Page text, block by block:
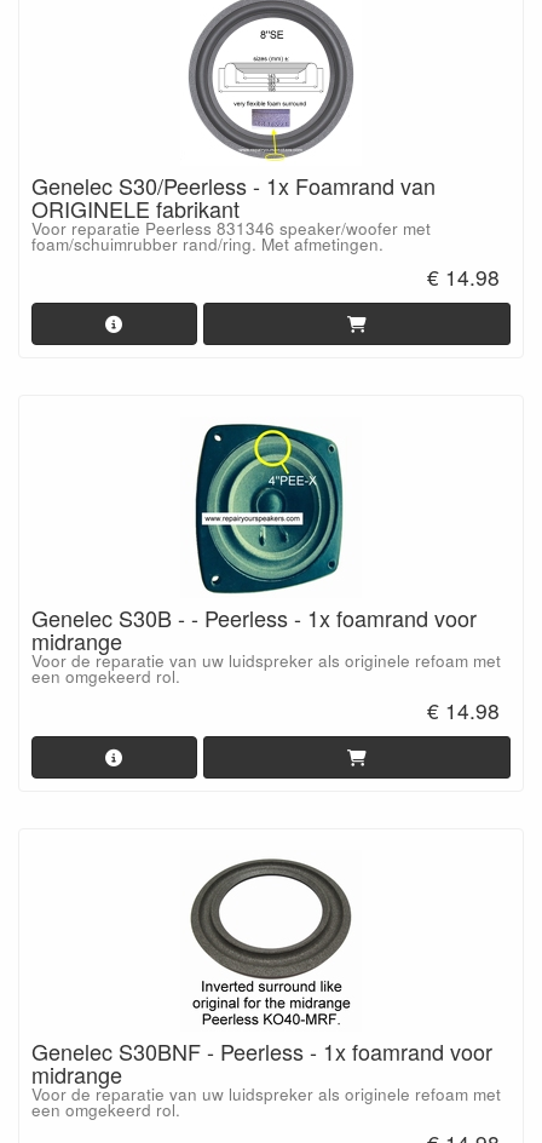
Genelec S30/Peerless - 1x Foamrand van
ORIGINELE fabrikant
Voor reparatie Peerless 831346 speaker/woofer met
foam/schuimrubber rand/ring. Met afmetingen.
€ 14.98
Genelec S30B - - Peerless - 1x foamrand voor
midrange
Voor de reparatie van uw luidspreker als originele refoam met
een omgekeerd rol.
€ 14.98
Genelec S30BNF - Peerless - 1x foamrand voor
midrange
Voor de reparatie van uw luidspreker als originele refoam met
een omgekeerd rol.